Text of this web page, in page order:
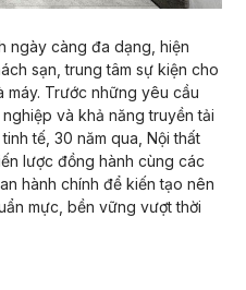
ngày càng đa dạng, hiện
sạn, trung tâm sự kiện cho
máy. Trước những yêu cầu
và khả năng truyền tải
tế, 30 năm qua, Nội thất
lược đồng hành cùng các
hành chính để kiến tạo nên
mực, bền vững vượt thời